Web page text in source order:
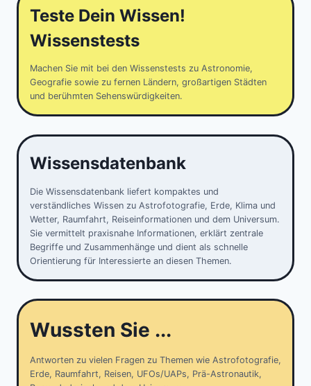
Teste Dein Wissen!
Wissenstests
Machen Sie mit bei den Wissenstests zu Astronomie,
Geografie sowie zu fernen Ländern, großartigen Städten
und berühmten Sehenswürdigkeiten.
Wissensdatenbank
Die Wissensdatenbank liefert kompaktes und
verständliches Wissen zu Astrofotografie, Erde, Klima und
Wetter, Raumfahrt, Reiseinformationen und dem Universum.
Sie vermittelt praxisnahe Informationen, erklärt zentrale
Begriffe und Zusammenhänge und dient als schnelle
Orientierung für Interessierte an diesen Themen.
Wussten Sie ...
Antworten zu vielen Fragen zu Themen wie Astrofotografie,
Erde, Raumfahrt, Reisen, UFOs/UAPs, Prä-Astronautik,